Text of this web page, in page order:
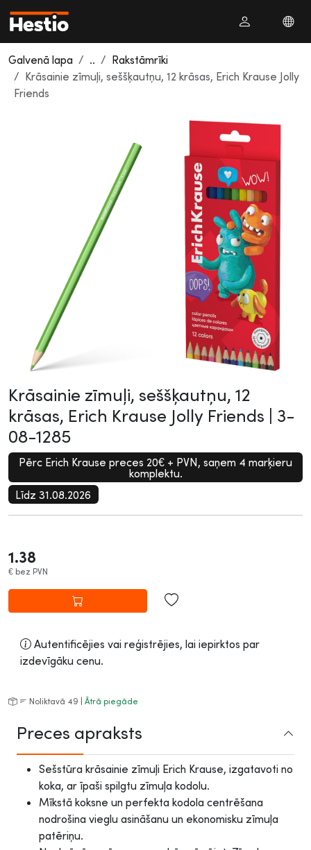
Galvenā lapa ..
Rakstāmrīki
Krāsainie zīmuļi, seššķautņu, 12 krāsas, Erich Krause Jolly
Friends
Krāsainie zīmuļi, seššķautņu, 12
krāsas, Erich Krause Jolly Friends | 3-
08-1285
Pērc Erich Krause preces 20€ + PVN, saņem 4 marķieru
komplektu.
Līdz 31.08.2026
1.38
€ bez PVN
Autentificējies vai reģistrējies, lai iepirktos par
izdevīgāku cenu.
Noliktavā 49 | Ātrā piegāde
Preces apraksts
Sešstūra krāsainie zīmuļi Erich Krause, izgatavoti no
koka, ar īpaši spilgtu zīmuļa kodolu.
Mīkstā koksne un perfekta kodola centrēšana
nodrošina vieglu asināšanu un ekonomisku zīmuļa
patēriņu.